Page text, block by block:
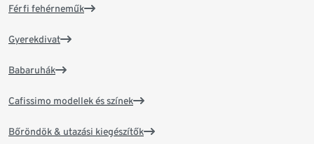
Férfi fehérneműk
Gyerekdivat
Babaruhák
Cafissimo modellek és színek
Bőröndök & utazási kiegészítők